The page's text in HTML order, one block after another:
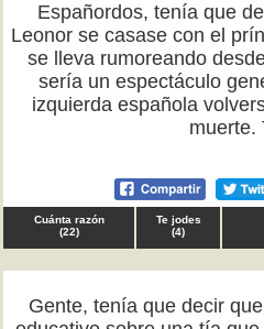
Españordos, tenía que
Leonor se casase con el
se lleva rumoreando
sería un espectáculo
izquierda española
muerte.
Cuánta razón
(22)
Te jodes
(4)
Gente, tenía que decir